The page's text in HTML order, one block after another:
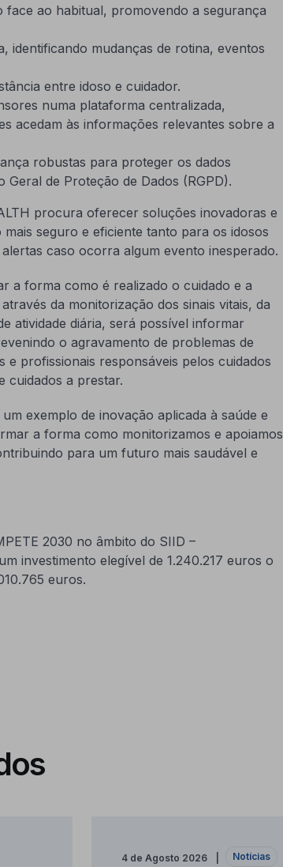
ao habitual, promovendo a segurança
identificando mudanças de rotina, eventos
entre idoso e cuidador.
numa plataforma centralizada,
acedam às informações relevantes sobre a
robustas para proteger os dados
Geral de Proteção de Dados (RGPD).
procura oferecer soluções inovadoras e
seguro e eficiente tanto para os idosos
caso ocorra algum evento inesperado.
a forma como é realizado o cuidado e a
da monitorização dos sinais vitais, da
atividade diária, será possível informar
o agravamento de problemas de
profissionais responsáveis pelos cuidados
cuidados a prestar.
exemplo de inovação aplicada à saúde e
a forma como monitorizamos e apoiamos
para um futuro mais saudável e
2030 no âmbito do SIID –
investimento elegível de 1.240.217 euros o
euros.
4 de Agosto 2026 Notícias